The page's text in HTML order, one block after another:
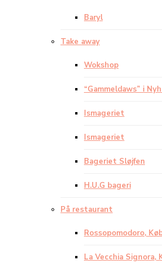
Baryl
Take away
Wokshop
“Gammeldaws” i
Ismageriet
Ismageriet
Bageriet Sløjfen
H.U.G bageri
På restaurant
Rossopomodoro,
La Vecchia Signora,